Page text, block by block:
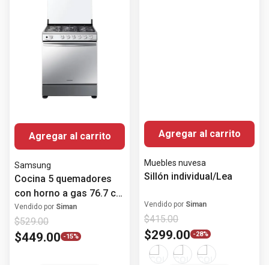
Agregar al carrito
Samsung
Cocina 5 quemadores
con horno a gas 76.7 cm
(30") NX52T7522LS/AP
Samsung
Vendido por Siman
$529.00
$449.00 -15%
Muebles nuvesa
Sillón individual/Lea
Vendido porSiman
$415.00
$ 299 00
Hasta 24 cuotas